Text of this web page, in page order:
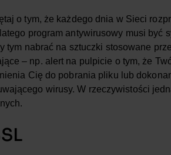
o tym, że każdego dnia w Sieci
program antywirusowy musi być
tym nabrać na sztuczki stosowane
– np. alert na pulpicie o tym, że
Cię do pobrania pliku lub
wirusy. W rzeczywistości